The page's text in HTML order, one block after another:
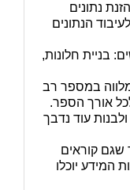
נתונים
הנתונים
בניית חלונות,
במספר רב
אורך הספר.
עוד נדבך
שגם קוראים
המידע יוכלו